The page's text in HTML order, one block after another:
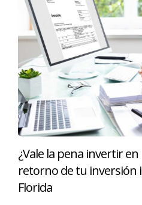
comprador puede adquirir
prime en Miami,casi cuatro
Mónaco (19 m²), casi el
m²) y Londres (34 m²), y
Tokio y otras ciudades.
Top 10 Ciudades
buscaron en
Bogotá, Colombia
Dublín, Irlanda
¿Vale la pena invertir en
retorno de tu inversión
Florida